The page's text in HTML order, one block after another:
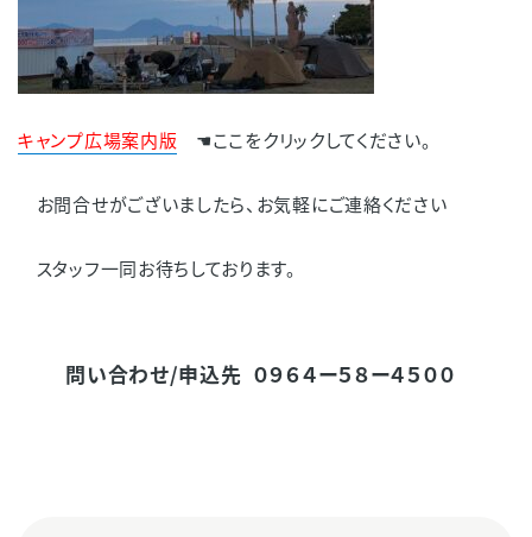
キャンプ広場案内版 ☚ここをクリックしてください。
お問合せがございましたら、お気軽にご連絡ください
スタッフ一同お待ちしております。
問い合わせ/申込先 ０９６４ー５８ー４５００